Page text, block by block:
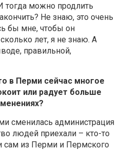
тогда можно продлить
Не знаю, это очень
бы мне, чтобы он
лет, я не знаю. А
правильной,
в Перми сейчас многое
или радует больше
сменилась администрация
людей приехали – кто-то
сам из Перми и Пермского